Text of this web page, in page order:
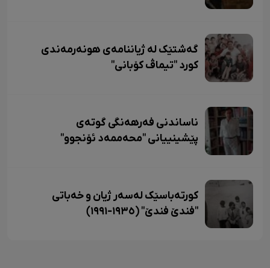
گەشتێک لە ژیاننامەی هونەرمەندی
کورد "تیماڤ کۆبانی"
ناساندنی فەرهەنگی گوتەی
پێشینییانی "محەممەد ئۆنجوو"
کورتەباسێک لەسەر ژیان و خەباتی
"فندێ فندێ" (١٩٣٥-١٩٩١)